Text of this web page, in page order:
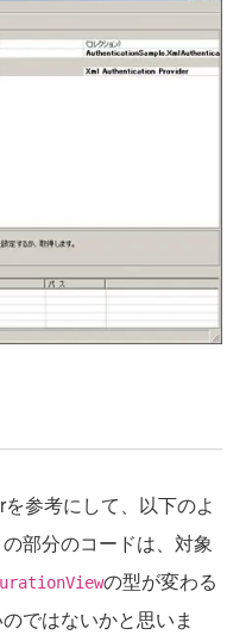
参考にして、以下のよ
部分のコードは、対象
の型が変わる
ではないかと思いま